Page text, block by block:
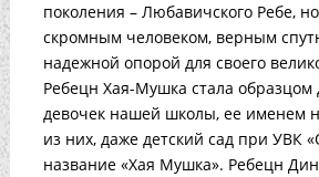
поколения – Любавичского Ребе,
скромным человеком, верным
надежной опорой для своего
Ребецн Хая-Мушка стала образцом
девочек нашей школы, ее именем
из них, даже детский сад при УВК
название «Хая Мушка». Ребецн